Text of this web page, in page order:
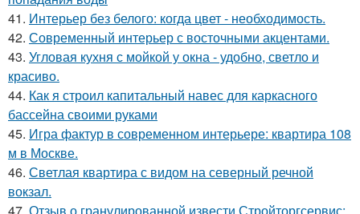
41. Интерьер без белого: когда цвет - необходимость.
42. Современный интерьер с восточными акцентами.
43. Угловая кухня с мойкой у окна - удобно, светло и
красиво.
44. Как я строил капитальный навес для каркасного
бассейна своими руками
45. Игра фактур в современном интерьере: квартира 108
м в Москве.
46. Светлая квартира с видом на северный речной
вокзал.
47. Отзыв о гранулированной извести Стройторгсервис: